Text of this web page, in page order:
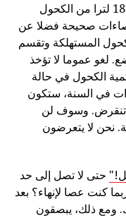
ووفقا للاحصاءات، روسيا تستهلك سنويا 18 لترا من الكحول
صحيحة فضلا عن
الكحول المستهلكة وتقسم
لغو عموما لا تؤخذ
الكحول في حالة
في السنة، ستكون
تنقرض. وسوف لن
نحن لا يتعرضون
حتى لا تصل إلى حد
كنت عصا لإنهاء؟ بعد
ذلك، يبصقون